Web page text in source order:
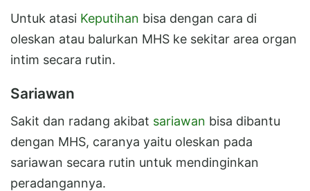
Untuk atasi Keputihan bisa dengan cara di
oleskan atau balurkan MHS ke sekitar area organ
intim secara rutin.
Sariawan
Sakit dan radang akibat sariawan bisa dibantu
dengan MHS, caranya yaitu oleskan pada
sariawan secara rutin untuk mendinginkan
peradangannya.